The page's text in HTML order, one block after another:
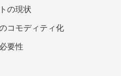
の現状
コモディティ化
要性